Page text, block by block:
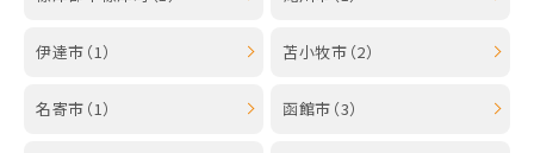
伊達市（1） 苫小牧市（2）
名寄市（1） 函館市（3）